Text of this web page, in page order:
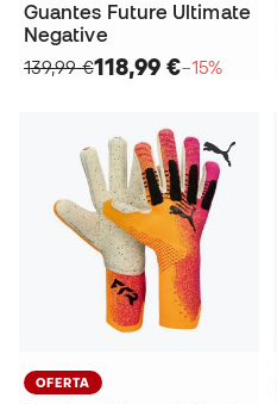
Guantes Future Ultimate
Negative
139,99 €118,99 €−15%
OFERTA